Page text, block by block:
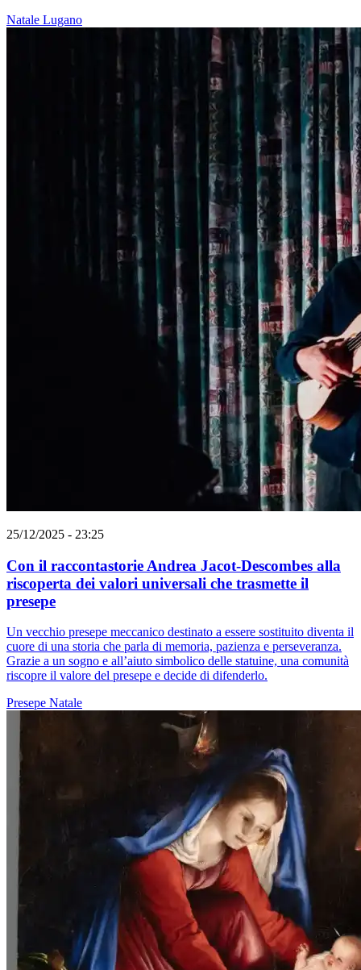
Natale Lugano
25/12/2025 - 23:25
Con il raccontastorie Andrea Jacot-Descombes alla
riscoperta dei valori universali che trasmette il
presepe
Un vecchio presepe meccanico destinato a essere sostituito diventa il
cuore di una storia che parla di memoria, pazienza e perseveranza.
Grazie a un sogno e all’aiuto simbolico delle statuine, una comunità
riscopre il valore del presepe e decide di difenderlo.
Presepe Natale